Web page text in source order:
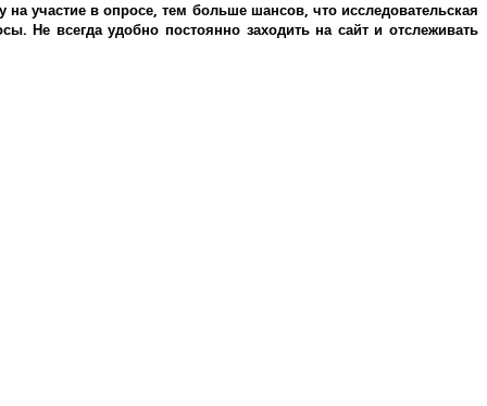
участие в опросе, тем больше шансов, что исследовательская
Не всегда удобно постоянно заходить на сайт и отслеживать